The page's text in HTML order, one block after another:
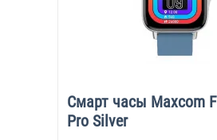
Смарт часы Maxcom
Pro Silver